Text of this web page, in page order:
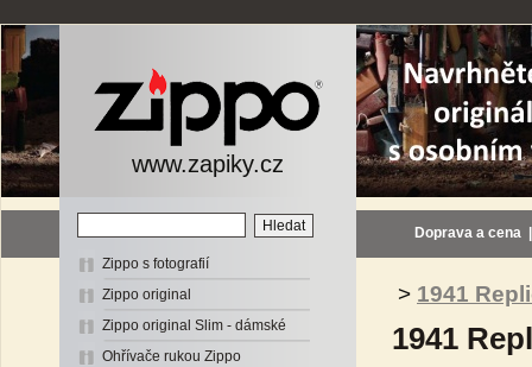
www.zapiky.cz
Zippo s fotografií
Zippo original
Zippo original Slim - dámské
Ohřívače rukou Zippo
Doprava a cena
> 1941
1941